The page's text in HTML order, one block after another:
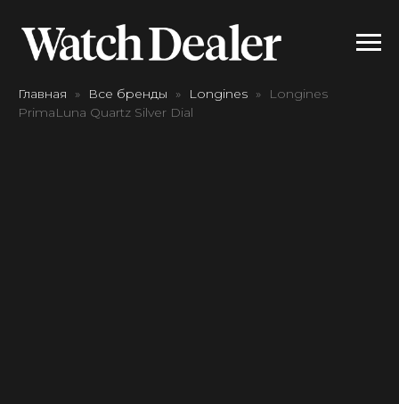
Главная Все бренды Longines
Longines
PrimaLuna Quartz Silver Dial